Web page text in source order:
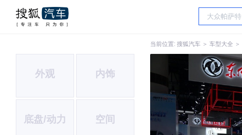
当前位置: 搜狐汽车 ＞ 车型大全 ＞
外观 内饰
底盘/动力 空间